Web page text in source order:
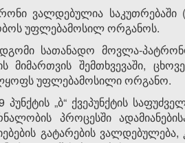
ვალდებულია
უფლებამოსილ ორგანოს.
სათანადო მოვლა-
მიმართვის შემთხვევაში,
უფლებამოსილი ორგანო.
პუნქტის „ბ“ ქვეპუნქტის
პროცესში
გატარების